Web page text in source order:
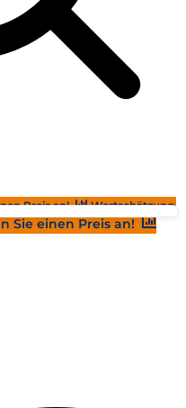
Preis an! Wertschätzung
Sie einen Preis an!